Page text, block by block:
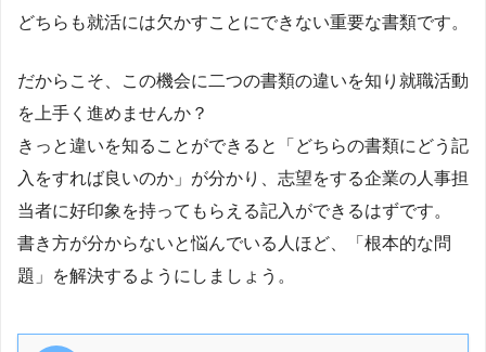
どちらも就活には欠かすことにできない重要な書類です。
だからこそ、この機会に二つの書類の違いを知り就職活動
を上手く進めませんか？
きっと違いを知ることができると「どちらの書類にどう記
入をすれば良いのか」が分かり、志望をする企業の人事担
当者に好印象を持ってもらえる記入ができるはずです。
書き方が分からないと悩んでいる人ほど、「根本的な問
題」を解決するようにしましょう。